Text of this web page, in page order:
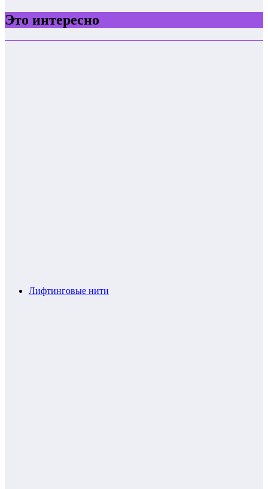
Это интересно
Лифтинговые нити